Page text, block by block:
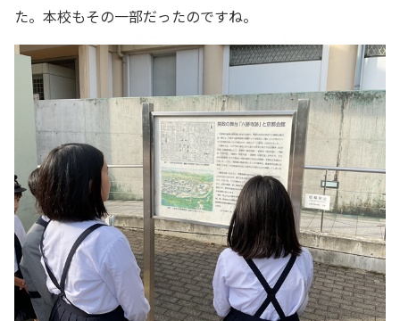
た。本校もその一部だったのですね。